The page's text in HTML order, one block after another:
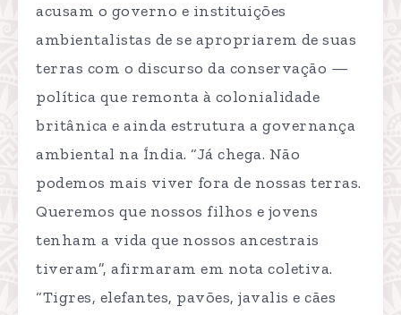
acusam o governo e instituições
ambientalistas de se apropriarem de suas
terras com o discurso da conservação —
política que remonta à colonialidade
britânica e ainda estrutura a governança
ambiental na Índia. “Já chega. Não
podemos mais viver fora de nossas terras.
Queremos que nossos filhos e jovens
tenham a vida que nossos ancestrais
tiveram”, afirmaram em nota coletiva.
“Tigres, elefantes, pavões, javalis e cães